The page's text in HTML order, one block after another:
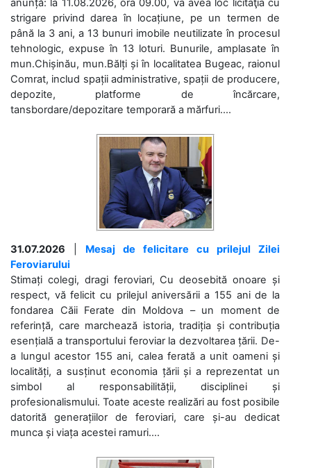
anunță: la 11.08.2026, ora 09.00, va avea loc licitaţia cu
strigare privind darea în locațiune, pe un termen de
până la 3 ani, a 13 bunuri imobile neutilizate în procesul
tehnologic, expuse în 13 loturi. Bunurile, amplasate în
mun.Chișinău, mun.Bălți și în localitatea Bugeac, raionul
Comrat, includ spații administrative, spații de producere,
depozite, platforme de încărcare,
tansbordare/depozitare temporară a mărfuri....
31.07.2026
Mesaj de felicitare cu prilejul Zilei
Feroviarului
Stimați colegi, dragi feroviari, Cu deosebită onoare și
respect, vă felicit cu prilejul aniversării a 155 ani de la
fondarea Căii Ferate din Moldova – un moment de
referință, care marchează istoria, tradiția și contribuția
esențială a transportului feroviar la dezvoltarea țării. De-
a lungul acestor 155 ani, calea ferată a unit oameni și
localități, a susținut economia țării și a reprezentat un
simbol al responsabilității, disciplinei și
profesionalismului. Toate aceste realizări au fost posibile
datorită generațiilor de feroviari, care și-au dedicat
munca și viața acestei ramuri....